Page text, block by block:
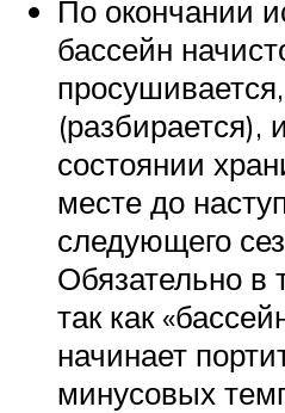
По окончании
бассейн
(разбирается),
состоянии
месте до
следующего
Обязательно в
так как
начинает
минусовых